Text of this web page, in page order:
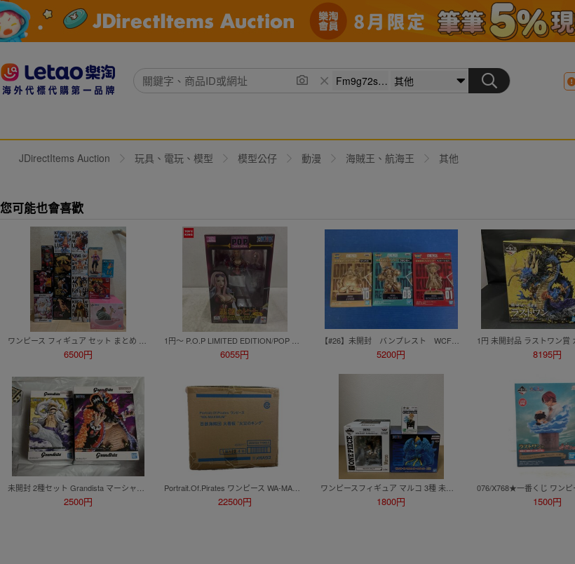
JDirectItems Auction 玩具、電玩、模型 模型公仔 動漫 海賊王、航海王 其他
您可能也會喜歡
6500円 6055円 5200円 8195円
2500円 22500円 1800円 1500円